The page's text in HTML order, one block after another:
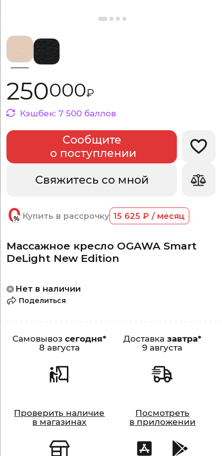
Массажное кресло OGAWA Smart
DeLight New Edition
Нет в наличии
Поделиться
Выбрать цвет:
250000₽
Кэшбек: 7 500 баллов
Свяжитесь со мной
Сообщите
о поступлении
Купить в рассрочку 15 625 ₽ / месяц
Самовывозсегодня*
8 августа
Доставказавтра*
9 августа
Проверить наличие
в магазинах
Посмотреть
в приложении